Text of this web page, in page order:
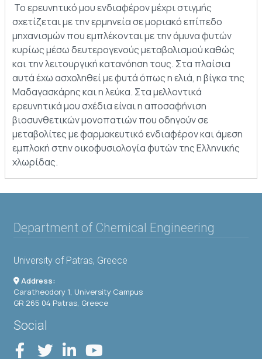
Το ερευνητικό μου ενδιαφέρον μέχρι στιγμής
σχετίζεται με την ερμηνεία σε μοριακό επίπεδο
μηχανισμών που εμπλέκονται με την άμυνα φυτών
κυρίως μέσω δευτερογενούς μεταβολισμού καθώς
και την λειτουργική κατανόηση τους. Στα πλαίσια
αυτά έχω ασχοληθεί με φυτά όπως η ελιά, η βίγκα της
Μαδαγασκάρης και η λεύκα. Στα μελλοντικά
ερευνητικά μου σχέδια είναι η αποσαφήνιση
βιοσυνθετικών μονοπατιών που οδηγούν σε
μεταβολίτες με φαρμακευτικό ενδιαφέρον και άμεση
εμπλοκή στην οικοφυσιολογία φυτών της Ελληνικής
χλωρίδας.
Department of Chemical Engineering
University of Patras, Greece
Address:
Caratheodory 1, University Campus
GR 265 04 Patras, Greece
Social